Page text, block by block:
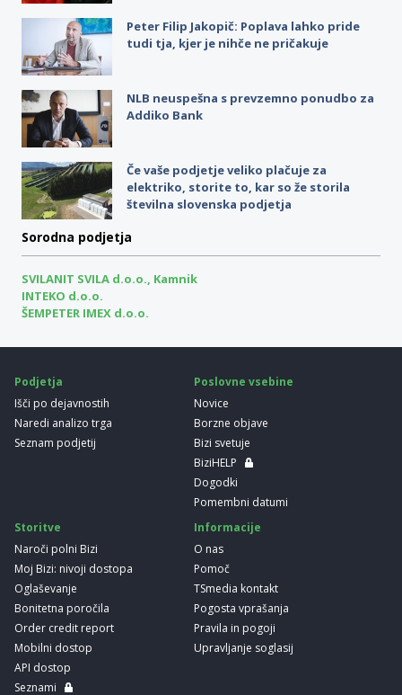
Peter Filip Jakopič: Poplava lahko pride
tudi tja, kjer je nihče ne pričakuje
NLB neuspešna s prevzemno ponudbo za
Addiko Bank
Če vaše podjetje veliko plačuje za
elektriko, storite to, kar so že storila
številna slovenska podjetja
Sorodna podjetja
SVILANIT SVILA d.o.o., Kamnik
INTEKO d.o.o.
ŠEMPETER IMEX d.o.o.
Podjetja
Išči po dejavnostih
Naredi analizo trga
Seznam podjetij
Poslovne vsebine
Novice
Borzne objave
Bizi svetuje
BiziHELP
Dogodki
Pomembni datumi
Storitve
Naroči polni Bizi
Moj Bizi: nivoji dostopa
Oglaševanje
Bonitetna poročila
Order credit report
Mobilni dostop
API dostop
Seznami
Informacije
O nas
Pomoč
TSmedia kontakt
Pogosta vprašanja
Pravila in pogoji
Upravljanje soglasij